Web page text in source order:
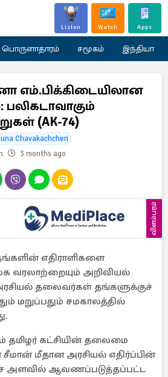
Listen Watch Apps
பொருளாதாரம் சமூகம் இந்தியா
எம்.பிக்கிடையிலான
(AK-74)
Chavakachcheri
3 months ago
விளம்பரம்
எதிராளிகளை
வரலாற்றையும் அறிவியல்
தலைவர்கள் தங்களுக்குச்
மறுப்பதும் சமகாலத்தில்
தமிழர் கட்சியின் தலைமை
மீதான அரசியல் எதிர்ப்பின்
அளவில் ஆவணப்படுத்தப்பட்ட